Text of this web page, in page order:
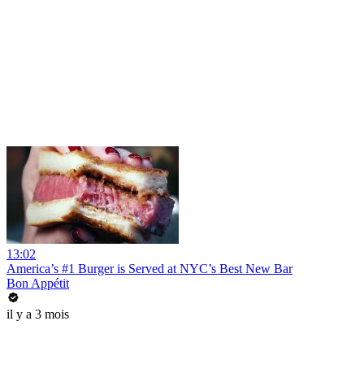
13:02
America’s #1 Burger is Served at NYC’s Best New Bar
Bon Appétit
il y a 3 mois